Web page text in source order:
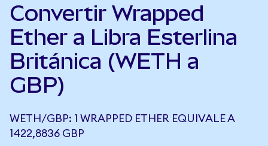
Convertir Wrapped
Ether a Libra Esterlina
Británica (WETH a
GBP)
WETH/GBP: 1 WRAPPED ETHER EQUIVALE A
1422,8836 GBP